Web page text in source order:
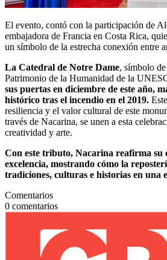
El evento, contó con la participación de
embajadora de Francia en Costa Rica,
un símbolo de la estrecha conexión entre
La Catedral de Notre Dame, símbolo
Patrimonio de la Humanidad de la
sus puertas en diciembre de este año,
histórico tras el incendio en el 2019.
resiliencia y el valor cultural de este
través de Nacarina, se unen a esta
creatividad y arte.
Con este tributo, Nacarina reafirma su
excelencia, mostrando cómo la
tradiciones, culturas e historias en una
Comentarios
0 comentarios